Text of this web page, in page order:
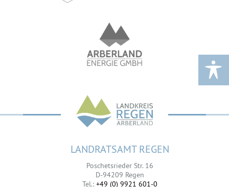
LANDRATSAMT REGEN
Poschetsrieder Str. 16
D-94209 Regen
Tel.: +49 (0) 9921 601-0